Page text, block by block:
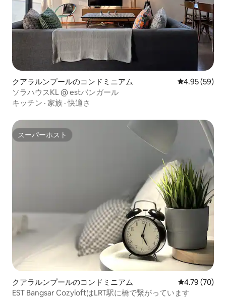
クアラルンプールのコンドミニアム レビュー59
4.95 (59)
ソラハウスKL @ estバンガール
キッチン · 家族 ·快適さ
スーパーホスト
スーパーホスト
クアラルンプールのコンドミニアム レビュー70
4.79 (70)
EST Bangsar CozyloftはLRT駅に橋で繋がっています